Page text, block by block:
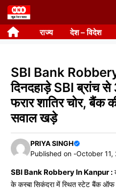
Skip
to
content राज्य देश – विदेश
SBI Bank
दिनदहाड़े SBI ब्रांच
फरार शातिर चोर, बैंक
सवाल खड़े
PRIYA SINGH
Published on -October 11,
SBI Bank Robbery In Kanpur :
के कस्बा सिकंदरा में स्थित स्टेट बैंक ऑफ